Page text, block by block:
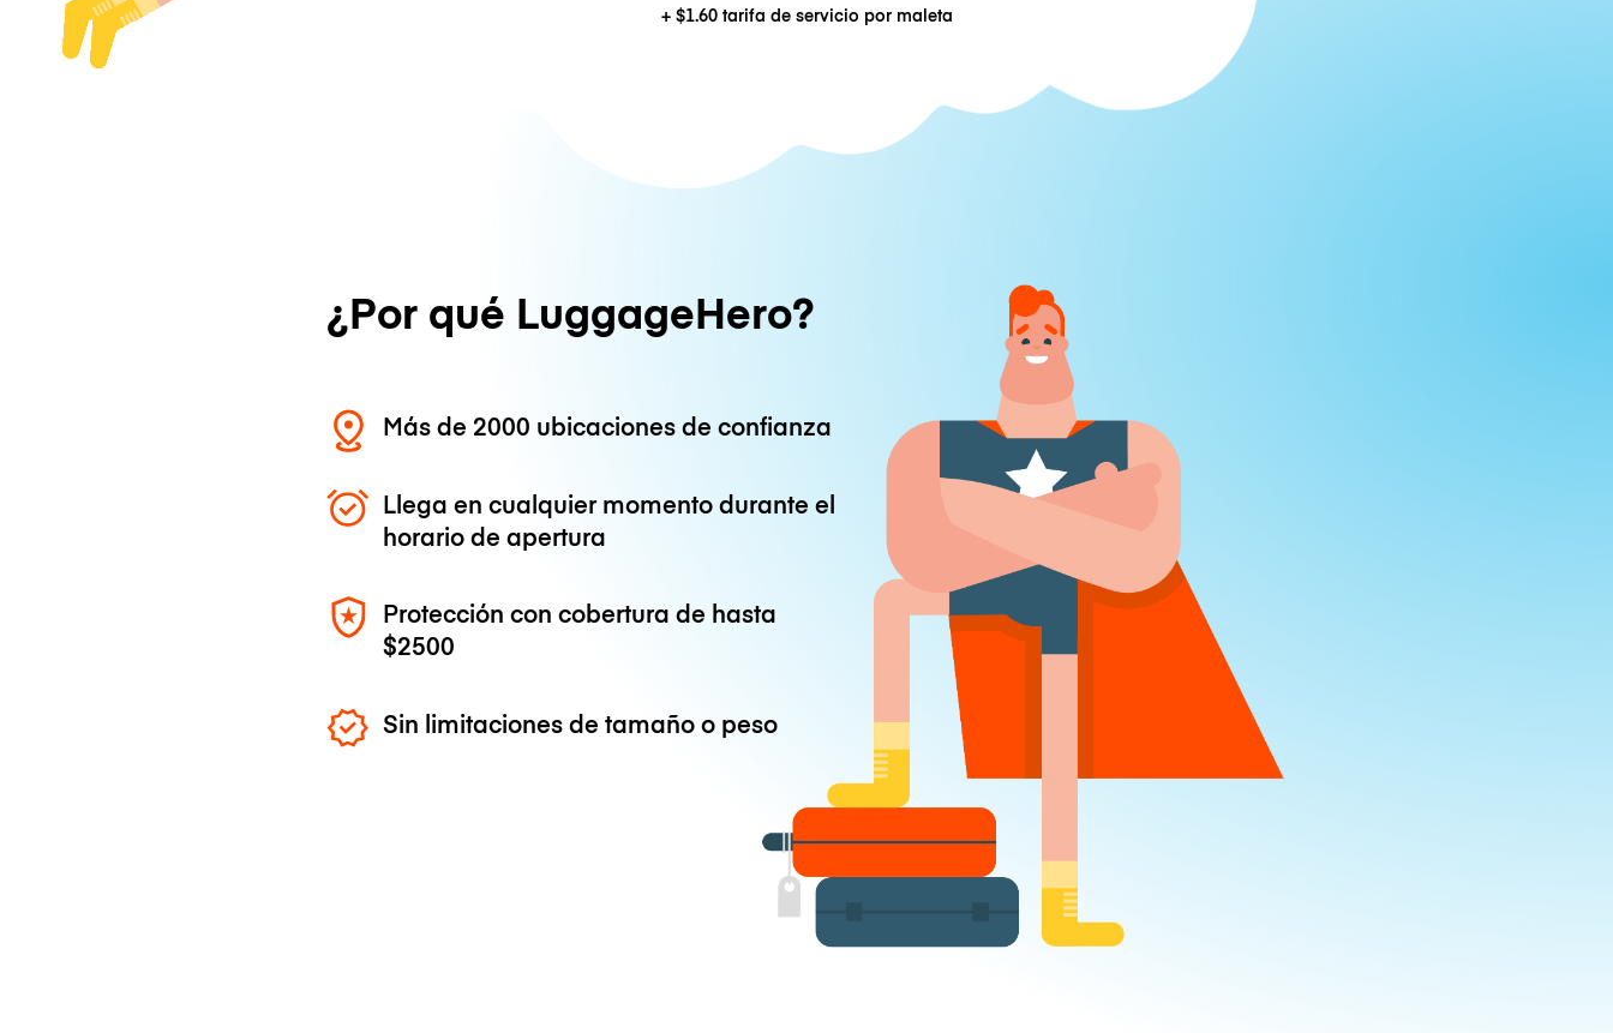
+ $1.60tarifa de servicio por maleta
¿Por qué LuggageHero?
Más de 2000 ubicaciones de confianza
Llega en cualquier momento durante el
horario de apertura
Protección con cobertura de hasta
$2500
Sin limitaciones de tamaño o peso